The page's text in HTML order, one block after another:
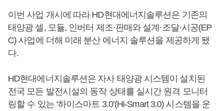
이번 사업 개시에 따라 HD현대에너지솔루션은 기존의
태양광 셀, 모듈, 인버터 제조·판매와 설계·조달·시공(EP
C) 사업에 더해 미래 분산 에너지 솔루션을 제공하게 됐
다.
HD현대에너지솔루션은 자사 태양광 시스템이 설치된
전국 모든 발전시설의 동작 상태를 실시간 원격 모니터
링할 수 있는 ‘하이스마트 3.0’(Hi-Smart 3.0) 시스템을 운